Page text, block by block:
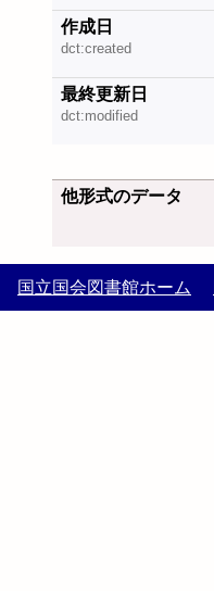
作成日
dct:created
最終更新日
dct:modified
他形式のデータ
国立国会図書館ホーム